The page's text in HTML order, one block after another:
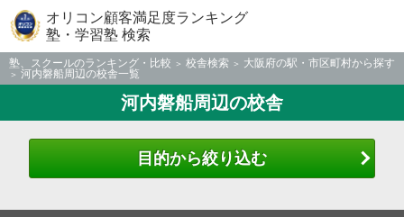
オリコン顧客満足度ランキング
塾・学習塾 検索
塾、スクールのランキング・比較 校舎検索
大阪府の駅・市区町村から探す
河内磐船周辺の校舎一覧
河内磐船周辺の校舎
目的から絞り込む